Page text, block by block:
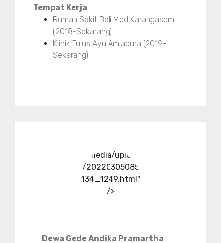
Tempat Kerja
Rumah Sakit Bali Med Karangasem
(2018-Sekarang)
Klinik Tulus Ayu Amlapura (2019-
Sekarang)
../media/upload
/20220305085
134_1249.html"
/>
Dewa Gede Andika Pramartha